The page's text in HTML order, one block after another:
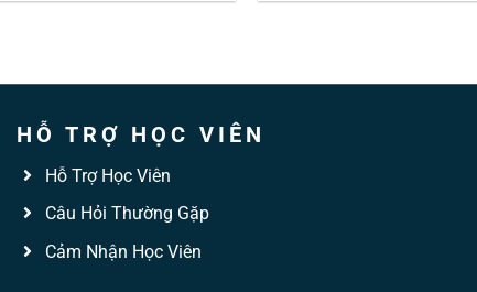
HỖ TRỢ HỌC VIÊN
Hỗ Trợ Học Viên
Câu Hỏi Thường Gặp
Cảm Nhận Học Viên